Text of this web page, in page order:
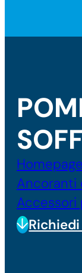
Homepage
Ancoranti